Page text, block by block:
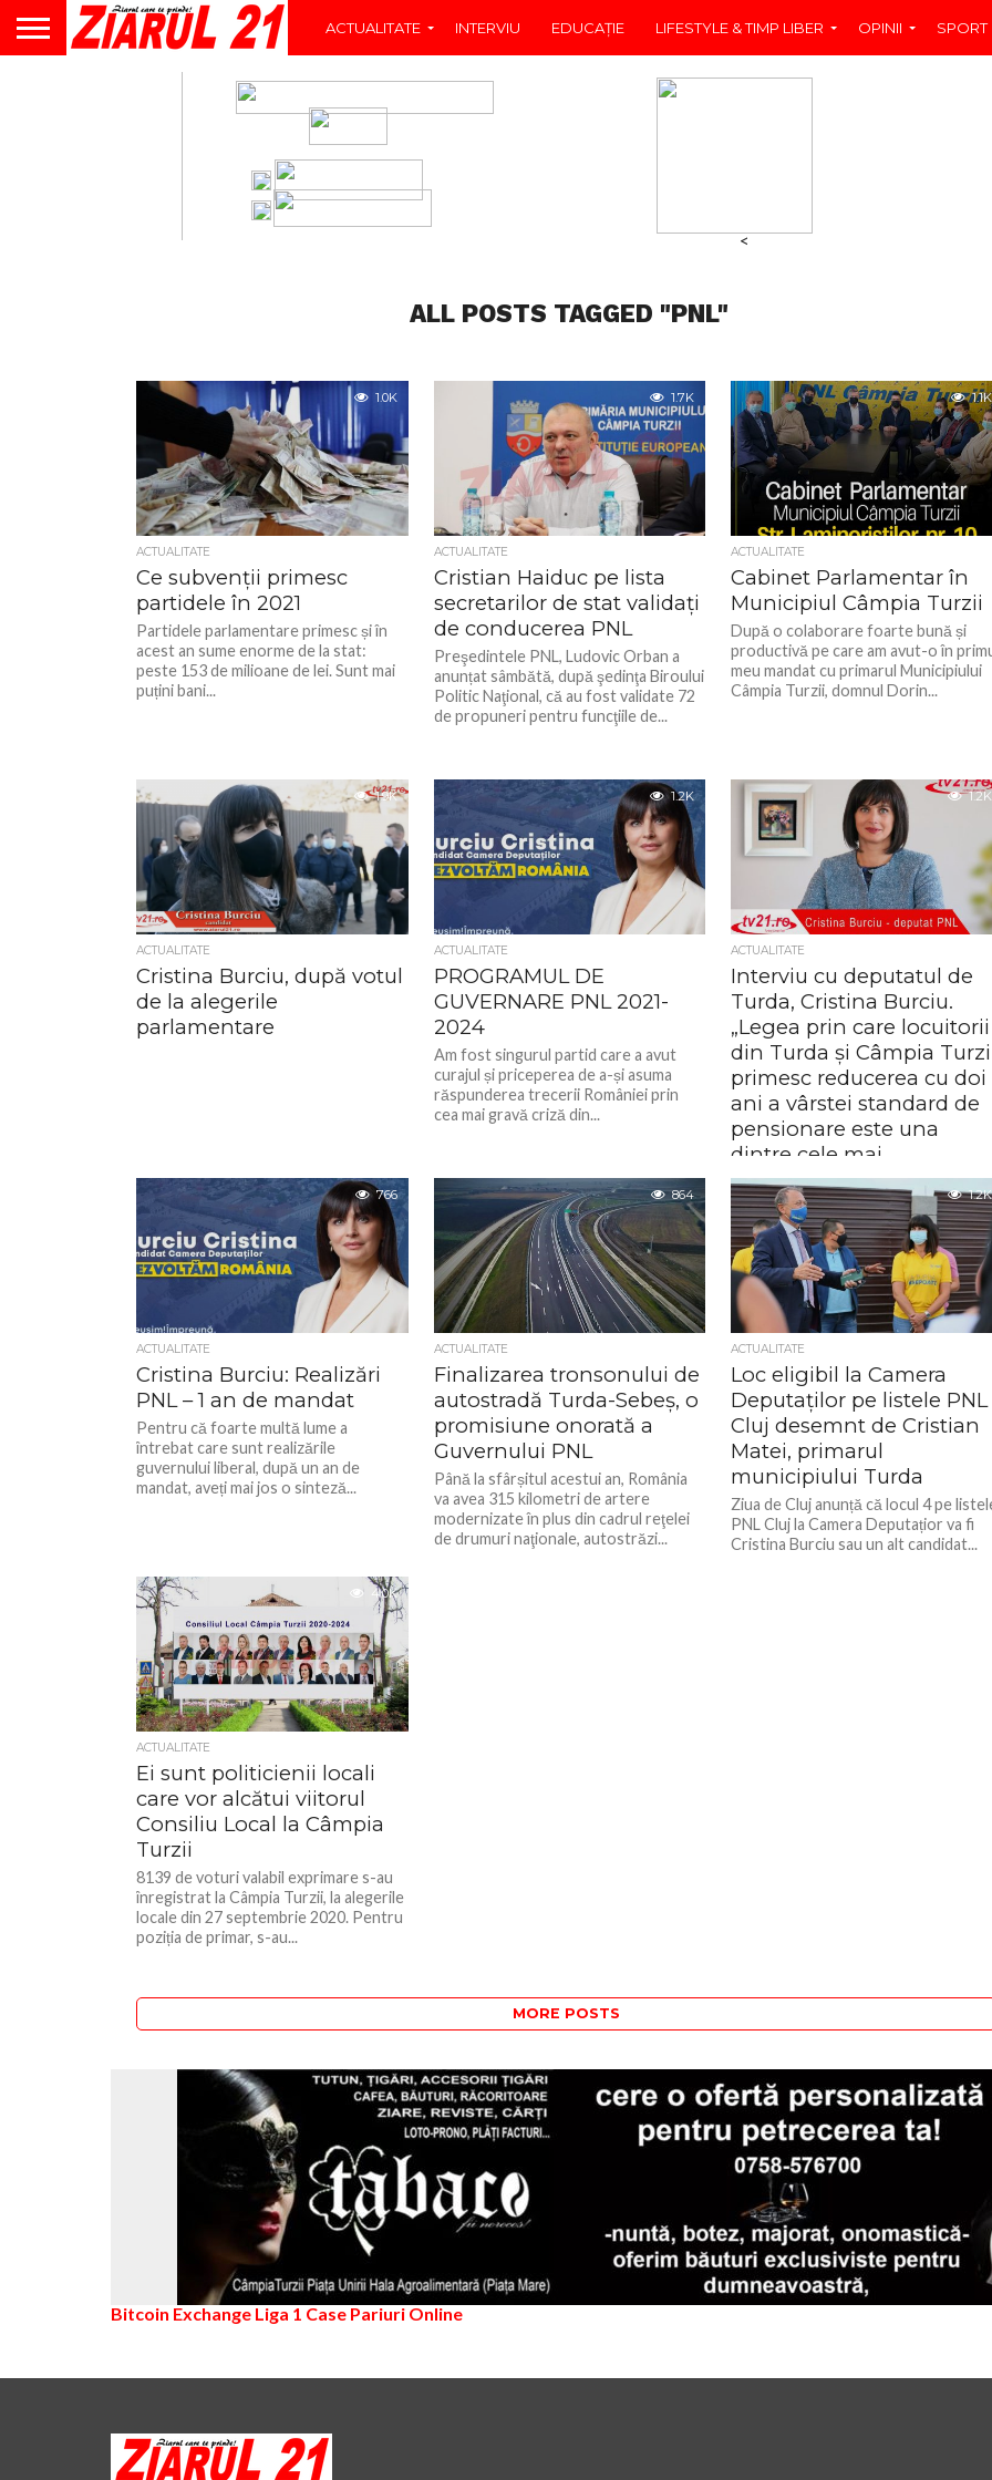
ACTUALITATE INTERVIU EDUCAŢIE LIFESTYLE & TIMP LIBER OPINII SPORT
<
ALL POSTS TAGGED "PNL"
1.0K
ACTUALITATE
Ce subvenții primesc
partidele în 2021
Partidele parlamentare primesc și în
acest an sume enorme de la stat:
peste 153 de milioane de lei. Sunt mai
puțini bani...
1.7K
ACTUALITATE
Cristian Haiduc pe lista
secretarilor de stat validați
de conducerea PNL
Preşedintele PNL, Ludovic Orban a
anunțat sâmbătă, după şedinţa Biroului
Politic Naţional, că au fost validate 72
de propuneri pentru funcţiile de...
1.1K
ACTUALITATE
Cabinet Parlamentar în
Municipiul Câmpia Turzii
După o colaborare foarte bună și
productivă pe care am avut-o în
meu mandat cu primarul Municipiului
Câmpia Turzii, domnul Dorin...
1.9K
ACTUALITATE
Cristina Burciu, după votul
de la alegerile
parlamentare
1.2K
ACTUALITATE
PROGRAMUL DE
GUVERNARE PNL 2021-
2024
Am fost singurul partid care a avut
curajul și priceperea de a-și asuma
răspunderea trecerii României prin
cea mai gravă criză din...
1.2K
ACTUALITATE
Interviu cu deputatul de
Turda, Cristina Burciu.
„Legea prin care locuitorii
din Turda și Câmpia
primesc reducerea cu doi
ani a vârstei standard de
pensionare este una
dintre cele mai
semnificative realizări a
primului meu mandat de
deputat”
Cristina Burciu, deputat de Turda a
acceptat invitația Ziarului 21 de a
pentru turdeni despre ce a însemnat
primii 4 ani...
766
ACTUALITATE
Cristina Burciu: Realizări
PNL – 1 an de mandat
Pentru că foarte multă lume a
întrebat care sunt realizările
guvernului liberal, după un an de
mandat, aveți mai jos o sinteză...
864
ACTUALITATE
Finalizarea tronsonului de
autostradă Turda-Sebeș, o
promisiune onorată a
Guvernului PNL
Până la sfârșitul acestui an, România
va avea 315 kilometri de artere
modernizate în plus din cadrul reţelei
de drumuri naţionale, autostrăzi...
1.2K
ACTUALITATE
Loc eligibil la Camera
Deputaților pe listele PNL
Cluj desemnt de Cristian
Matei, primarul
municipiului Turda
Ziua de Cluj anunță că locul 4 pe
PNL Cluj la Camera Deputațior va fi
Cristina Burciu sau un alt candidat...
4.0K
ACTUALITATE
Ei sunt politicienii locali
care vor alcătui viitorul
Consiliu Local la Câmpia
Turzii
8139 de voturi valabil exprimare s-au
înregistrat la Câmpia Turzii, la alegerile
locale din 27 septembrie 2020. Pentru
poziția de primar, s-au...
MORE POSTS
Bitcoin Exchange Liga 1 Case Pariuri Online